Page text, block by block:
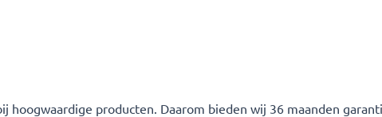
producten. Daarom bieden wij 36 maanden